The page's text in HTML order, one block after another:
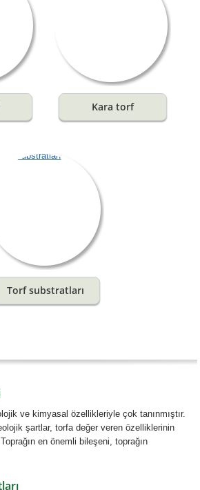
Kara torf
Torf substratları
ve kimyasal özellikleriyle çok tanınmıştır.
şartlar, torfa değer veren özelliklerinin
en önemli bileşeni, toprağın